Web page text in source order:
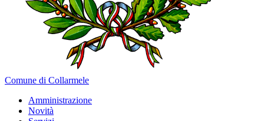
Comune di Collarmele
Amministrazione
Novità